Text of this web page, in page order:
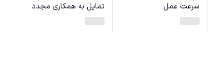
سرعت عمل تمایل به همکاری مجدد